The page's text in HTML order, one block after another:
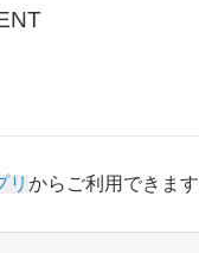
リ からご利用できます